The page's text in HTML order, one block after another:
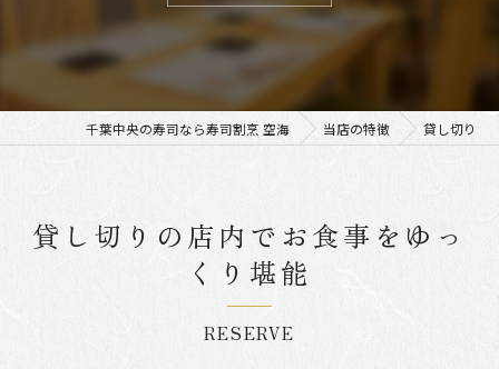
千葉中央の寿司なら寿司割烹 空海 当店の特徴 貸し切り
貸し切りの店内でお食事をゆっ
くり堪能
RESERVE